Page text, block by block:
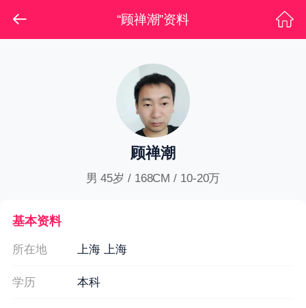
“顾禅潮”资料
顾禅潮
男 45岁 / 168CM / 10-20万
基本资料
所在地 上海 上海
学历 本科